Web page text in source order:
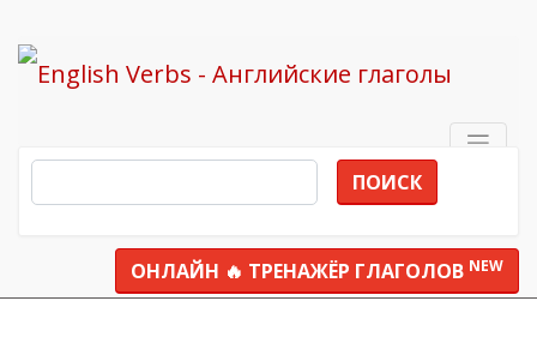
ПОИСК
ОНЛАЙН 🔥 ТРЕНАЖЁР ГЛАГОЛОВ NEW